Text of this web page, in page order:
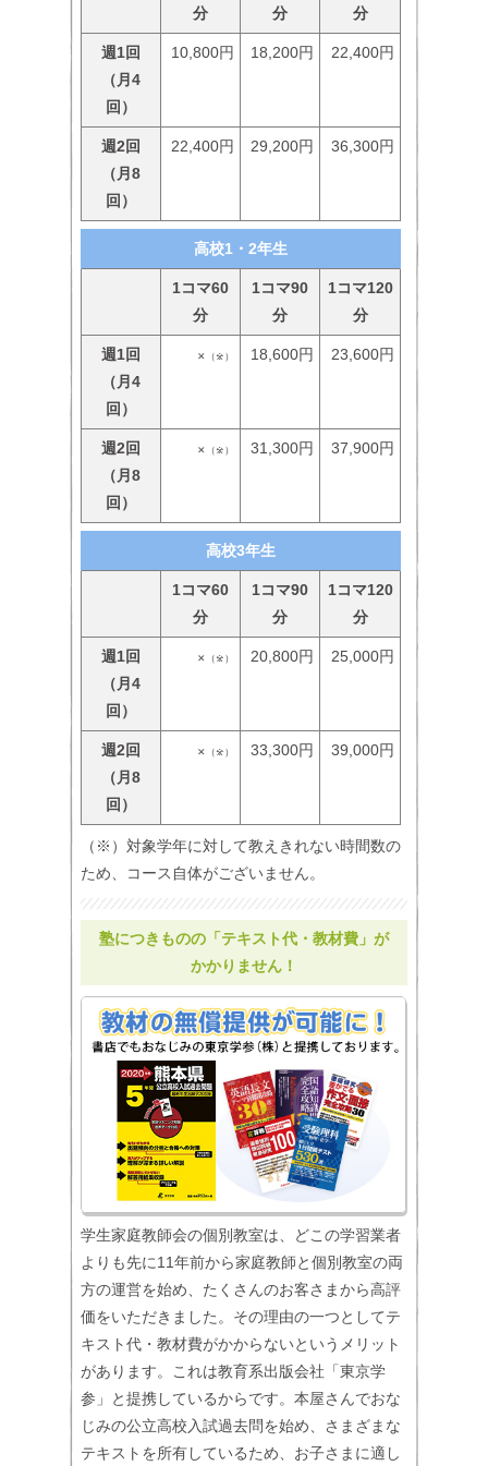
分
分
分
週1回
（月4
回）
10,800円 18,200円 22,400円
週2回
（月8
回）
22,400円 29,200円 36,300円
高校1・2年生
1コマ60
分
1コマ90
分
1コマ120
分
週1回
（月4
回）
✕（※） 18,600円 23,600円
週2回
（月8
回）
✕（※） 31,300円 37,900円
高校3年生
1コマ60
分
1コマ90
分
1コマ120
分
週1回
（月4
回）
✕（※） 20,800円 25,000円
週2回
（月8
回）
✕（※） 33,300円 39,000円
（※）対象学年に対して教えきれない時間数の
ため、コース自体がございません。
塾につきものの「テキスト代・教材費」が
かかりません！
学生家庭教師会の個別教室は、どこの学習業者
よりも先に11年前から家庭教師と個別教室の両
方の運営を始め、たくさんのお客さまから高評
価をいただきました。その理由の一つとしてテ
キスト代・教材費がかからないというメリット
があります。これは教育系出版会社「東京学
参」と提携しているからです。本屋さんでおな
じみの公立高校入試過去問を始め、さまざまな
テキストを所有しているため、お子さまに適し